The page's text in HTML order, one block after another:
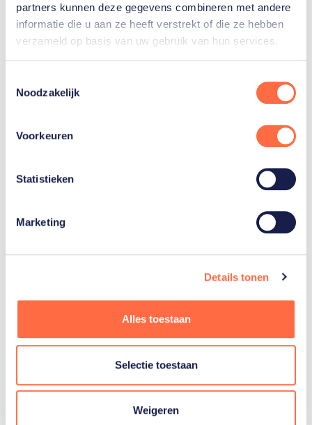
partners kunnen deze gegevens combineren met andere
informatie die u aan ze heeft verstrekt of die ze hebben
verzameld op basis van uw gebruik van hun services.
Noodzakelijk
Voorkeuren
Statistieken
Marketing
Details tonen
Alles toestaan
Selectie toestaan
Weigeren
kampioen en met 5,96
de lat hoger.…
Toon alle